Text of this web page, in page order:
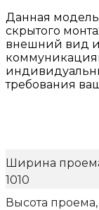
Данная
скрытого
внешний вид
требования
Ширина
1010
Высота